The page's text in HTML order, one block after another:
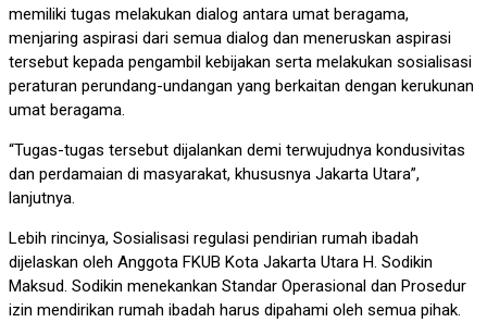
memiliki tugas melakukan dialog antara umat beragama,
menjaring aspirasi dari semua dialog dan meneruskan aspirasi
tersebut kepada pengambil kebijakan serta melakukan sosialisasi
peraturan perundang-undangan yang berkaitan dengan kerukunan
umat beragama.
“Tugas-tugas tersebut dijalankan demi terwujudnya kondusivitas
dan perdamaian di masyarakat, khususnya Jakarta Utara”,
lanjutnya.
Lebih rincinya, Sosialisasi regulasi pendirian rumah ibadah
dijelaskan oleh Anggota FKUB Kota Jakarta Utara H. Sodikin
Maksud. Sodikin menekankan Standar Operasional dan Prosedur
izin mendirikan rumah ibadah harus dipahami oleh semua pihak.